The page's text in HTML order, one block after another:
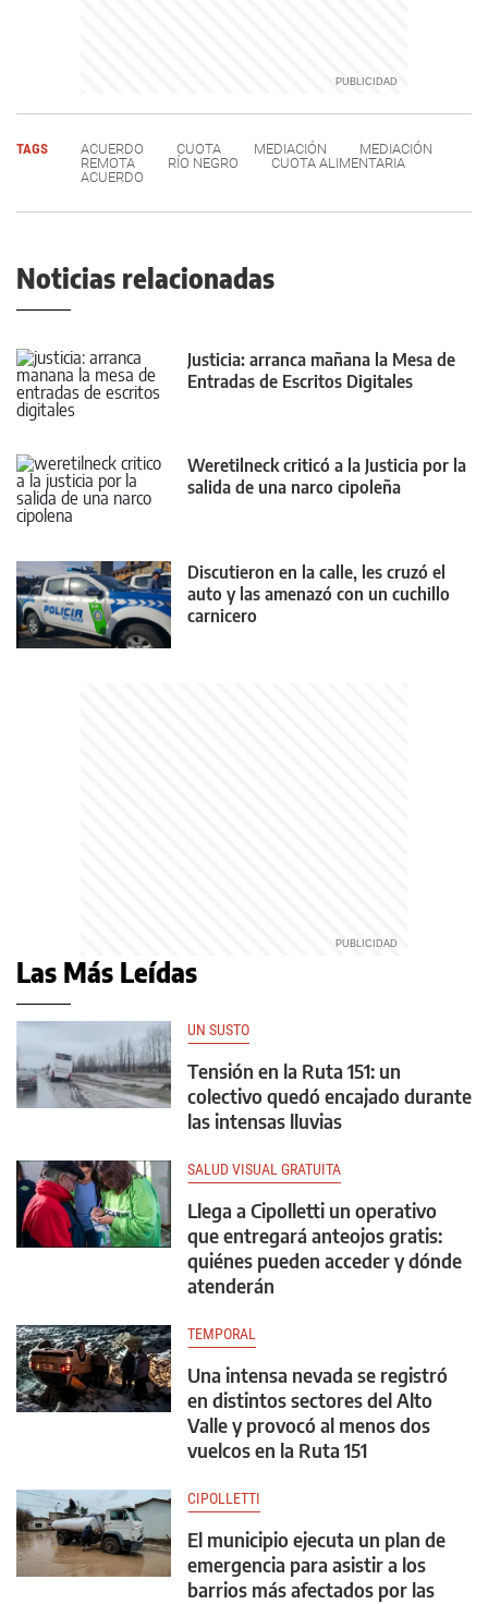
TAGS ACUERDO CUOTA MEDIACIÓN
MEDIACIÓN
REMOTA
RÍO NEGRO
CUOTA ALIMENTARIA
ACUERDO
Noticias relacionadas
Justicia: arranca mañana la Mesa de
Entradas de Escritos Digitales
Weretilneck criticó a la Justicia por la
salida de una narco cipoleña
Discutieron en la calle, les cruzó el
auto y las amenazó con un cuchillo
carnicero
Las Más Leídas
UN SUSTO
Tensión en la Ruta 151: un
colectivo quedó encajado durante
las intensas lluvias
SALUD VISUAL GRATUITA
Llega a Cipolletti un operativo
que entregará anteojos gratis:
quiénes pueden acceder y dónde
atenderán
TEMPORAL
Una intensa nevada se registró
en distintos sectores del Alto
Valle y provocó al menos dos
vuelcos en la Ruta 151
CIPOLLETTI
El municipio ejecuta un plan de
emergencia para asistir a los
barrios más afectados por las